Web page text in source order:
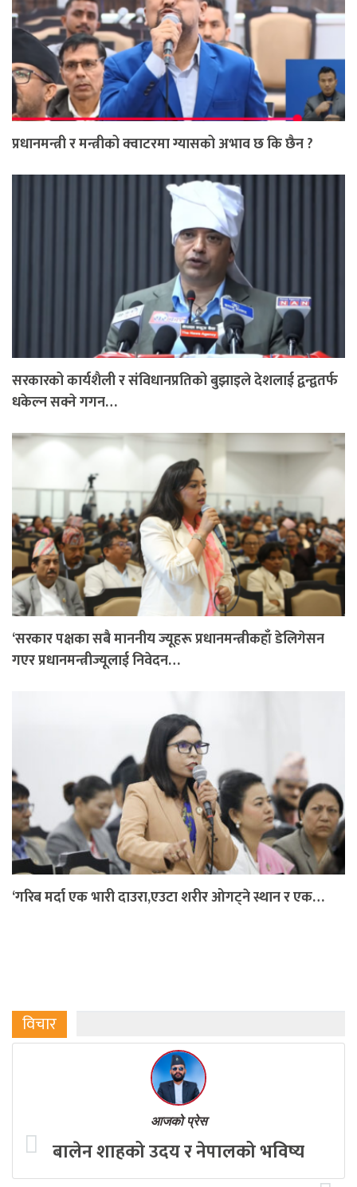
प्रधानमन्त्री र मन्त्रीको क्वाटरमा ग्यासको अभाव छ कि छैन ?
सरकारको कार्यशैली र संविधानप्रतिको बुझाइले देशलाई द्वन्द्वतर्फ
धकेल्न सक्ने गगन…
‘सरकार पक्षका सबै माननीय ज्यूहरू प्रधानमन्त्रीकहाँ डेलिगेसन
गएर प्रधानमन्त्रीज्यूलाई निवेदन…
‘गरिब मर्दा एक भारी दाउरा,एउटा शरीर ओगट्ने स्थान र एक…
विचार
आजको प्रेस
बालेन शाहको उदय र नेपालको भविष्य